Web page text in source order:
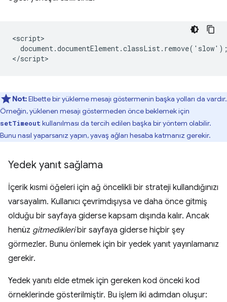
<script>
Not:Elbette bir yükleme mesajı göstermenin başka yolları da vardır.
Örneğin, yüklenen mesajı göstermeden önce beklemek için
setTimeoutkullanılması da tercih edilen başka bir yöntem olabilir.
Bunu nasıl yaparsanız yapın, yavaş ağları hesaba katmanız gerekir.
Yedek yanıt sağlama
İçerik kısmi öğeleri için ağ öncelikli bir strateji kullandığınızı
varsayalım. Kullanıcı çevrimdışıysa ve daha önce gitmiş
olduğu bir sayfaya giderse kapsam dışında kalır. Ancak
henüz gitmedikleribir sayfaya giderse hiçbir şey
görmezler. Bunu önlemek için bir yedek yanıt yayınlamanız
gerekir.
Yedek yanıtı elde etmek için gereken kod önceki kod
örneklerinde gösterilmiştir. Bu işlem iki adımdan oluşur: